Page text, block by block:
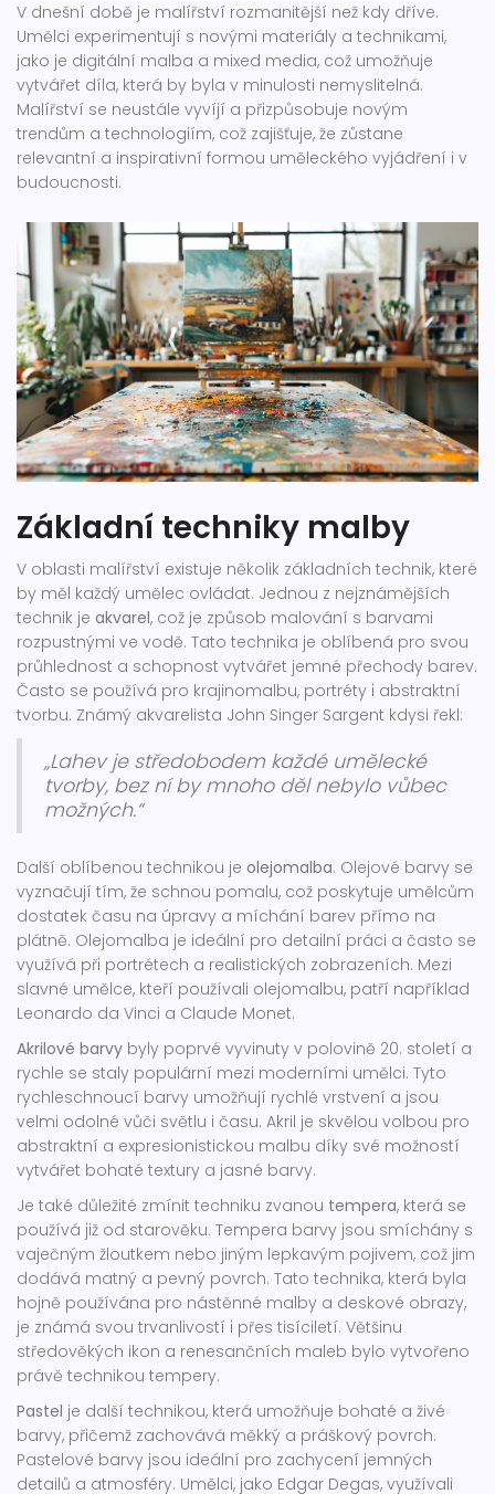
V dnešní době je malířství rozmanitější než kdy dříve.
Umělci experimentují s novými materiály a technikami,
jako je digitální malba a mixed media, což umožňuje
vytvářet díla, která by byla v minulosti nemyslitelná.
Malířství se neustále vyvíjí a přizpůsobuje novým
trendům a technologiím, což zajišťuje, že zůstane
relevantní a inspirativní formou uměleckého vyjádření i v
budoucnosti.
Základní techniky malby
V oblasti malířství existuje několik základních technik, které
by měl každý umělec ovládat. Jednou z nejznámějších
technik je akvarel, což je způsob malování s barvami
rozpustnými ve vodě. Tato technika je oblíbená pro svou
průhlednost a schopnost vytvářet jemné přechody barev.
Často se používá pro krajinomalbu, portréty i abstraktní
tvorbu. Známý akvarelista John Singer Sargent kdysi řekl:
„Lahev je středobodem každé umělecké
tvorby, bez ní by mnoho děl nebylo vůbec
možných.“
Další oblíbenou technikou je olejomalba. Olejové barvy se
vyznačují tím, že schnou pomalu, což poskytuje umělcům
dostatek času na úpravy a míchání barev přímo na
plátně. Olejomalba je ideální pro detailní práci a často se
využívá při portrétech a realistických zobrazeních. Mezi
slavné umělce, kteří používali olejomalbu, patří například
Leonardo da Vinci a Claude Monet.
Akrilové barvy byly poprvé vyvinuty v polovině 20. století a
rychle se staly populární mezi moderními umělci. Tyto
rychleschnoucí barvy umožňují rychlé vrstvení a jsou
velmi odolné vůči světlu i času. Akril je skvělou volbou pro
abstraktní a expresionistickou malbu díky své možností
vytvářet bohaté textury a jasné barvy.
Je také důležité zmínit techniku zvanou tempera, která se
používá již od starověku. Tempera barvy jsou smíchány s
vaječným žloutkem nebo jiným lepkavým pojivem, což jim
dodává matný a pevný povrch. Tato technika, která byla
hojně používána pro nástěnné malby a deskové obrazy,
je známá svou trvanlivostí i přes tisíciletí. Většinu
středověkých ikon a renesančních maleb bylo vytvořeno
právě technikou tempery.
Pastel je další technikou, která umožňuje bohaté a živé
barvy, přičemž zachovává měkký a práškový povrch.
Pastelové barvy jsou ideální pro zachycení jemných
detailů a atmosféry. Umělci, jako Edgar Degas, využívali